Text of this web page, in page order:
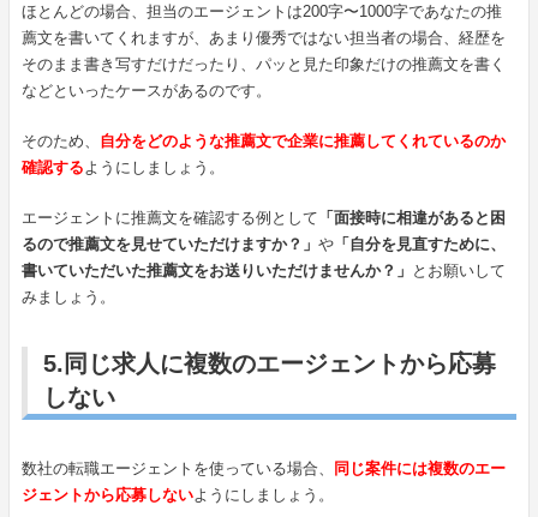
ほとんどの場合、担当のエージェントは200字〜1000字であなたの推
薦文を書いてくれますが、あまり優秀ではない担当者の場合、経歴を
そのまま書き写すだけだったり、パッと見た印象だけの推薦文を書く
などといったケースがあるのです。
そのため、 自分をどのような推薦文で企業に推薦してくれているのか
確認する ようにしましょう。
エージェントに推薦文を確認する例として 「面接時に相違があると困
るので推薦文を見せていただけますか？」 や「自分を見直すために、
書いていただいた推薦文をお送りいただけませんか？」 とお願いして
みましょう。
5.同じ求人に複数のエージェントから応募
しない
数社の転職エージェントを使っている場合、
同じ案件には複数のエー
ジェントから応募しないようにしましょう。